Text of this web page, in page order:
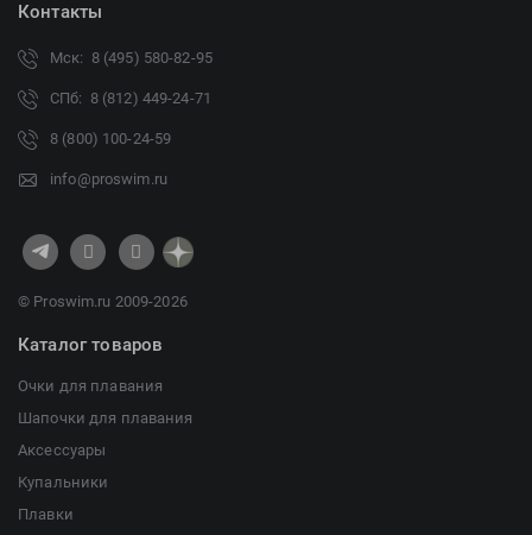
Контакты
Мск: 8 (495) 580-82-95
СПб: 8 (812) 449-24-71
8 (800) 100-24-59
info@proswim.ru
© Proswim.ru 2009-2026
Каталог товаров
Очки для плавания
Шапочки для плавания
Аксессуары
Купальники
Плавки